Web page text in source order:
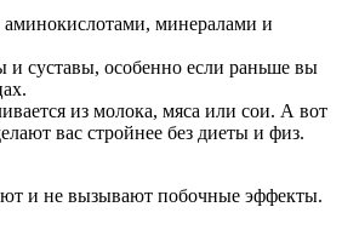
аминокислотами, минералами и
и суставы, особенно если раньше вы
из молока, мяса или сои. А вот
вас стройнее без диеты и физ.
и не вызывают побочные эффекты.